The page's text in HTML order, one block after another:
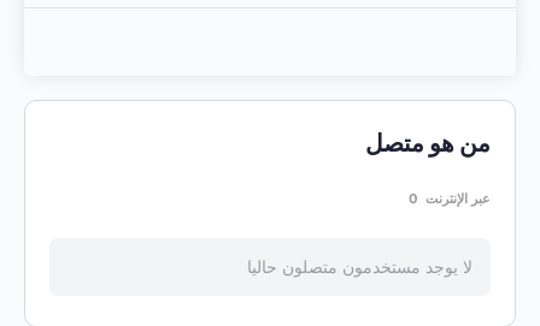
من هو متصل
عبر الإنترنت 0
لا يوجد مستخدمون متصلون حاليا